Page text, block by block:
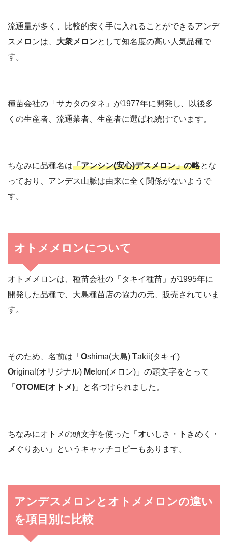
流通量が多く、比較的安く手に入れることができるアンデ
スメロンは、 大衆メロンとして知名度の高い人気品種で
す。
種苗会社の「サカタのタネ」が1977年に開発し、以後多
くの生産者、流通業者、生産者に選ばれ続けています。
ちなみに品種名は「アンシン(安心)デスメロン」の略とな
っており、アンデス山脈は由来に全く関係がないようで
す。
オトメメロンについて
オトメメロンは、種苗会社の「タキイ種苗」が1995年に
開発した品種で、大島種苗店の協力の元、販売されていま
す。
そのため、名前は「 Oshima(大島) Takii(タキイ)
Original(オリジナル) Me lon(メロン)」の頭文字をとって
「 OTOME(オトメ) 」と名づけられました。
ちなみにオトメの頭文字を使った「 オいしさ・ ト きめく・
メ ぐりあい」というキャッチコピーもあります。
アンデスメロンとオトメメロンの違い
を項目別に比較